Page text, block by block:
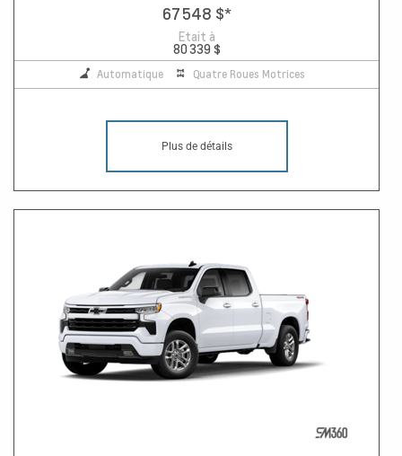
67 548 $*
Etait à
80 339 $
Automatique Quatre Roues Motrices
Plus de détails